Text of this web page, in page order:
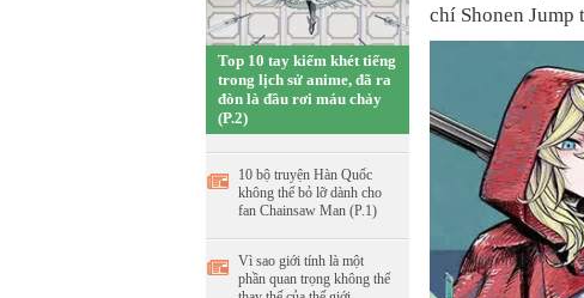
Top 10 tay kiếm khét tiếng
trong lịch sử anime, đã ra
đòn là đầu rơi máu chảy
(P.2)
10 bộ truyện Hàn Quốc
không thể bỏ lỡ dành cho
fan Chainsaw Man (P.1)
Vì sao giới tính là một
phần quan trọng không thể
chí Shonen